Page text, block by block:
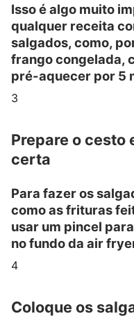
Isso é algo muito
qualquer receita
salgados, como,
frango congelada,
pré-aquecer por 5
3
Prepare o cesto
certa
Para fazer os
como as frituras
usar um pincel
no fundo da air
4
Coloque os